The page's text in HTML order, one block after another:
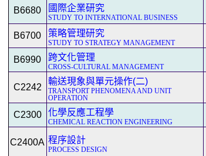
B6680 國際企業研究
STUDY TO INTERNATIONAL BUSINESS
B6700 策略管理研究
STUDY TO STRATEGY MANAGEMENT
B6990 跨文化管理
CROSS-CULTURAL MANAGEMENT
C2242
輸送現象與單元操作(二)
TRANSPORT PHENOMENA AND UNIT
OPERATION
C2300 化學反應工程學
CHEMICAL REACTION ENGINEERING
C2400A 程序設計
PROCESS DESIGN